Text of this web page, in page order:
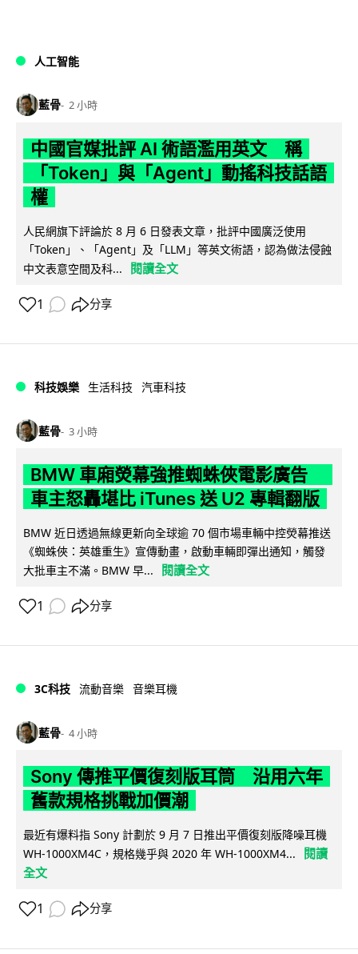
人工智能
藍骨 2 小時
中國官媒批評 AI 術語濫用英文 稱
「Token」與「Agent」動搖科技話語
權
人民網旗下評論於 8 月 6 日發表文章，批評中國廣泛使用
「Token」、「Agent」及「LLM」等英文術語，認為做法侵蝕
中文表意空間及科...
閱讀全文
1 分享
科技娛樂 生活科技 汽車科技
藍骨 3 小時
BMW 車廂熒幕強推蜘蛛俠電影廣告
車主怒轟堪比 iTunes 送 U2 專輯翻版
BMW 近日透過無線更新向全球逾 70 個市場車輛中控熒幕推送
《蜘蛛俠：英雄重生》宣傳動畫，啟動車輛即彈出通知，觸發
大批車主不滿。BMW 早...
閱讀全文
1 分享
3C科技 流動音樂 音樂耳機
藍骨 4 小時
Sony 傳推平價復刻版耳筒 沿用六年
舊款規格挑戰加價潮
最近有爆料指 Sony 計劃於 9 月 7 日推出平價復刻版降噪耳機
WH-1000XM4C，規格幾乎與 2020 年 WH-1000XM4...
閱讀
全文
1 分享